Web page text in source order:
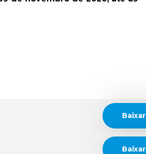
Baixar
Baixar